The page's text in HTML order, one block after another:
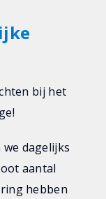
bij het
dagelijks
aantal
hebben